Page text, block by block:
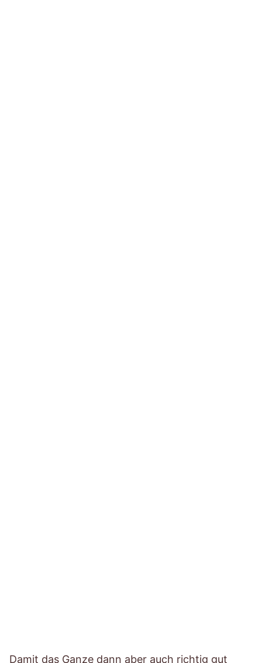
Damit das Ganze dann aber auch richtig gut